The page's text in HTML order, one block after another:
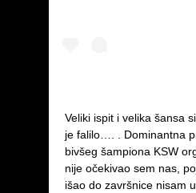
Veliki ispit i velika šansa
je falilo…. . Dominantna
bivšeg šampiona KSW
nije očekivao sem nas,
išao do završnice nisam